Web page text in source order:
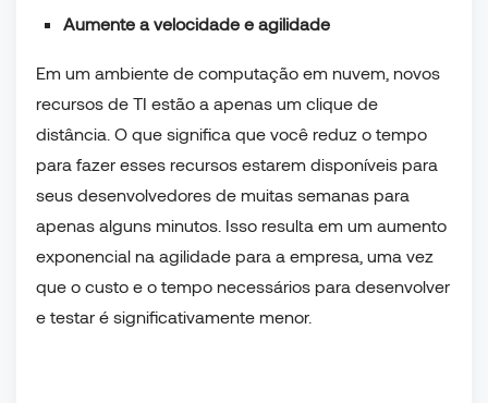
Aumente a velocidade e agilidade
Em um ambiente de computação em nuvem, novos
recursos de TI estão a apenas um clique de
distância. O que significa que você reduz o tempo
para fazer esses recursos estarem disponíveis para
seus desenvolvedores de muitas semanas para
apenas alguns minutos. Isso resulta em um aumento
exponencial na agilidade para a empresa, uma vez
que o custo e o tempo necessários para desenvolver
e testar é significativamente menor.